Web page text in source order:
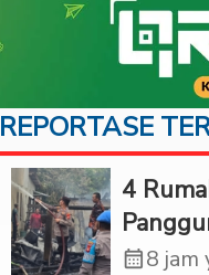
REPORTASE
‎4
Ludes
calendar_month8 jam